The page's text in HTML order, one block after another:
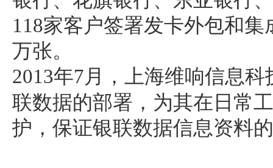
118家客户签署发卡外包和
万张。
2013年7月，上海维响信息
联数据的部署，为其在日常
护，保证银联数据信息资料